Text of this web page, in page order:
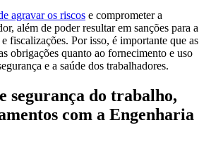
agravar os riscos e comprometer a
além de poder resultar em sanções para a
fiscalizações. Por isso, é importante que as
obrigações quanto ao fornecimento e uso
e a saúde dos trabalhadores.
segurança do trabalho,
com a Engenharia